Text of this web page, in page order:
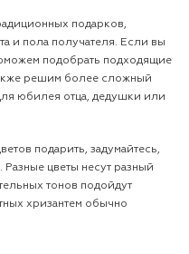
подарков,
и пола получателя. Если вы
подобрать подходящие
решим более сложный
юбилея отца, дедушки или
подарить, задумайтесь,
Разные цветы несут разный
тонов подойдут
хризантем обычно